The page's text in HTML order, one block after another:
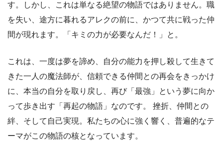
す。しかし、これは単なる絶望の物語ではありません。職
を失い、途方に暮れるアレクの前に、かつて共に戦った仲
間が現れます。「キミの力が必要なんだ！」と。
これは、一度は夢を諦め、自分の能力を押し殺して生きて
きた一人の魔法師が、信頼できる仲間との再会をきっかけ
に、本当の自分を取り戻し、再び「最強」という夢に向か
って歩き出す「再起の物語」なのです。 挫折、仲間との
絆、そして自己実現。私たちの心に強く響く、普遍的なテ
ーマがこの物語の核となっています。